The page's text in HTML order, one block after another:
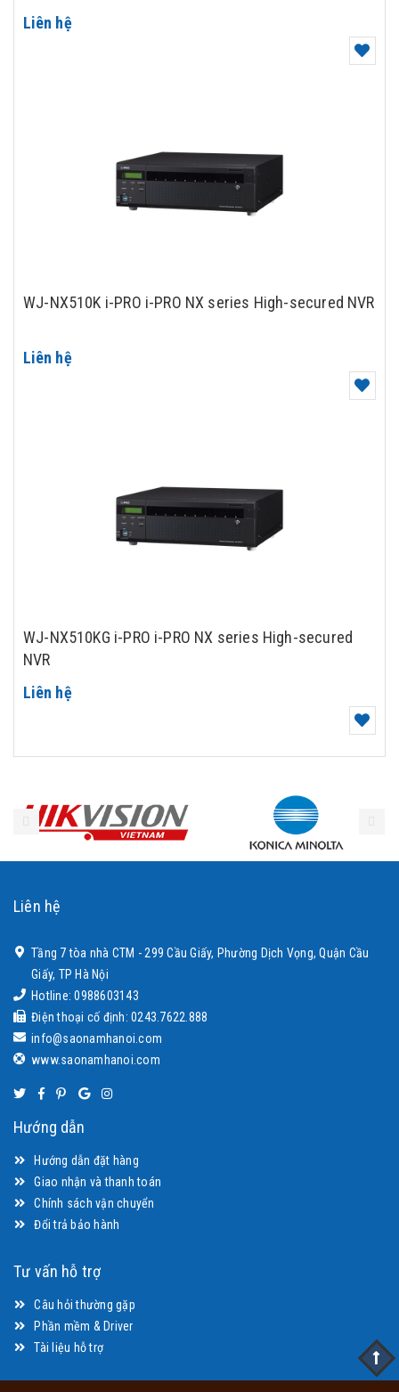
Liên hệ
WJ-NX510K i-PRO i-PRO NX series High-secured NVR
Liên hệ
WJ-NX510KG i-PRO i-PRO NX series High-secured
NVR
Liên hệ
Liên hệ
Tầng 7 tòa nhà CTM - 299 Cầu Giấy, Phường Dịch Vọng, Quận Cầu
Giấy, TP Hà Nội
Hotline: 0988603143
Điện thoại cố định: 0243.7622.888
info@saonamhanoi.com
www.saonamhanoi.com
Hướng dẫn
Hướng dẫn đặt hàng
Giao nhận và thanh toán
Chính sách vận chuyển
Đổi trả bảo hành
Tư vấn hỗ trợ
Câu hỏi thường gặp
Phần mềm & Driver
Tài liệu hỗ trợ